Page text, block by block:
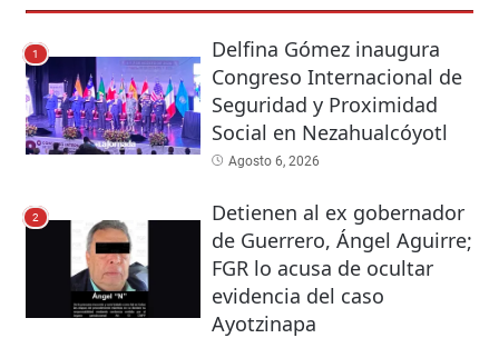
1
Delfina Gómez inaugura
Congreso Internacional de
Seguridad y Proximidad
Social en Nezahualcóyotl
Agosto 6, 2026
2
Detienen al ex gobernador
de Guerrero, Ángel Aguirre;
FGR lo acusa de ocultar
evidencia del caso
Ayotzinapa